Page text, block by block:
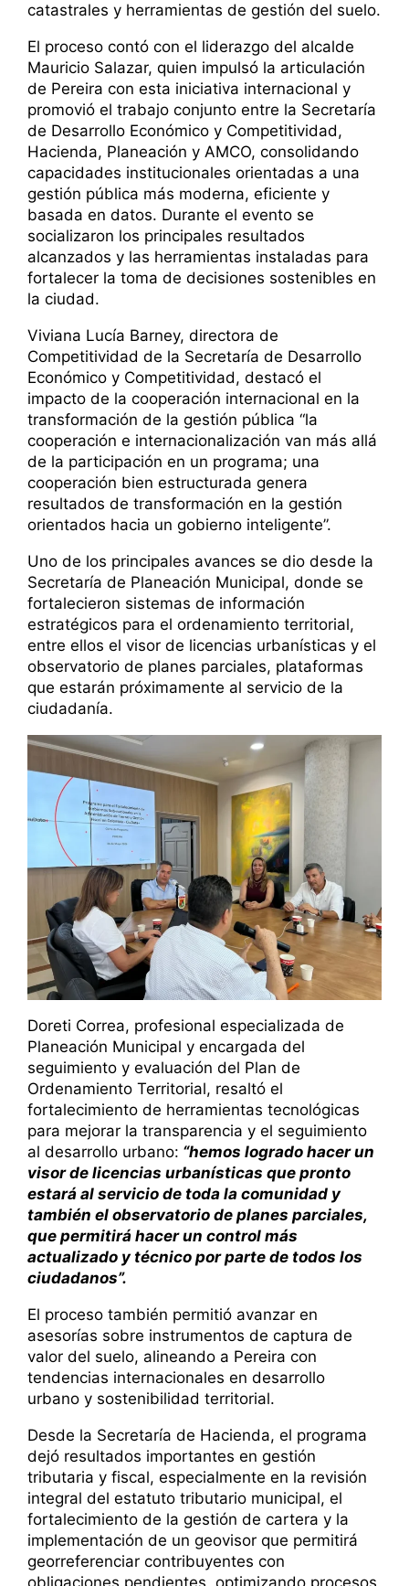
catastrales y herramientas de gestión del suelo.
El proceso contó con el liderazgo del alcalde
Mauricio Salazar, quien impulsó la articulación
de Pereira con esta iniciativa internacional y
promovió el trabajo conjunto entre la Secretaría
de Desarrollo Económico y Competitividad,
Hacienda, Planeación y AMCO, consolidando
capacidades institucionales orientadas a una
gestión pública más moderna, eficiente y
basada en datos. Durante el evento se
socializaron los principales resultados
alcanzados y las herramientas instaladas para
fortalecer la toma de decisiones sostenibles en
la ciudad.
Viviana Lucía Barney, directora de
Competitividad de la Secretaría de Desarrollo
Económico y Competitividad, destacó el
impacto de la cooperación internacional en la
transformación de la gestión pública “la
cooperación e internacionalización van más allá
de la participación en un programa; una
cooperación bien estructurada genera
resultados de transformación en la gestión
orientados hacia un gobierno inteligente”.
Uno de los principales avances se dio desde la
Secretaría de Planeación Municipal, donde se
fortalecieron sistemas de información
estratégicos para el ordenamiento territorial,
entre ellos el visor de licencias urbanísticas y el
observatorio de planes parciales, plataformas
que estarán próximamente al servicio de la
ciudadanía.
Doreti Correa, profesional especializada de
Planeación Municipal y encargada del
seguimiento y evaluación del Plan de
Ordenamiento Territorial, resaltó el
fortalecimiento de herramientas tecnológicas
para mejorar la transparencia y el seguimiento
al desarrollo urbano: “hemos logrado hacer un
visor de licencias urbanísticas que pronto
estará al servicio de toda la comunidad y
también el observatorio de planes parciales,
que permitirá hacer un control más
actualizado y técnico por parte de todos los
ciudadanos”.
El proceso también permitió avanzar en
asesorías sobre instrumentos de captura de
valor del suelo, alineando a Pereira con
tendencias internacionales en desarrollo
urbano y sostenibilidad territorial.
Desde la Secretaría de Hacienda, el programa
dejó resultados importantes en gestión
tributaria y fiscal, especialmente en la revisión
integral del estatuto tributario municipal, el
fortalecimiento de la gestión de cartera y la
implementación de un geovisor que permitirá
georreferenciar contribuyentes con